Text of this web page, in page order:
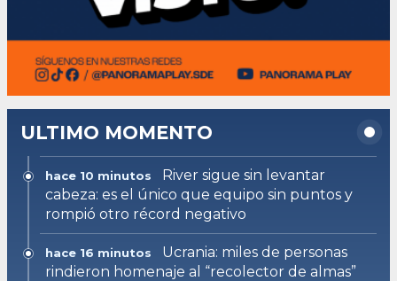
ULTIMO MOMENTO
hace 10 minutos
River sigue sin levantar
cabeza: es el único que equipo sin puntos y
rompió otro récord negativo
hace 16 minutos
Ucrania: miles de personas
rindieron homenaje al “recolector de almas”